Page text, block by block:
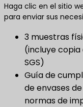
Haga clic en el sitio
para enviar sus
3 muestras
(incluye
SGS)
Guía de
de envases
normas de